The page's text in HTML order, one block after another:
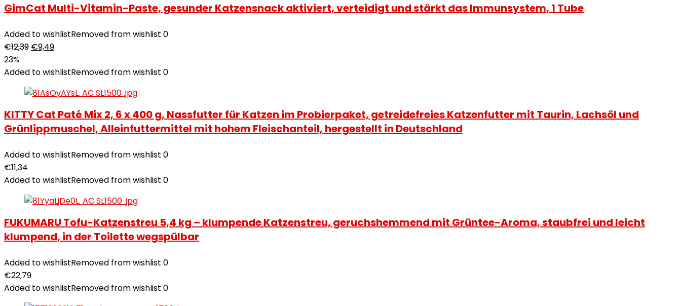
GimCat Multi-Vitamin-Paste, gesunder Katzensnack aktiviert, verteidigt und stärkt das Immunsystem, 1 Tube
Added to wishlistRemoved from wishlist 0
€12,39 €9,49
23%
Added to wishlistRemoved from wishlist 0
KITTY Cat Paté Mix 2, 6 x 400 g, Nassfutter für Katzen im Probierpaket, getreidefreies Katzenfutter mit Taurin, Lachsöl und
Grünlippmuschel, Alleinfuttermittel mit hohem Fleischanteil, hergestellt in Deutschland
Added to wishlistRemoved from wishlist 0
€11,34
Added to wishlistRemoved from wishlist 0
FUKUMARU Tofu-Katzenstreu 5,4 kg – klumpende Katzenstreu, geruchshemmend mit Grüntee-Aroma, staubfrei und leicht
klumpend, in der Toilette wegspülbar
Added to wishlistRemoved from wishlist 0
€22,79
Added to wishlistRemoved from wishlist 0